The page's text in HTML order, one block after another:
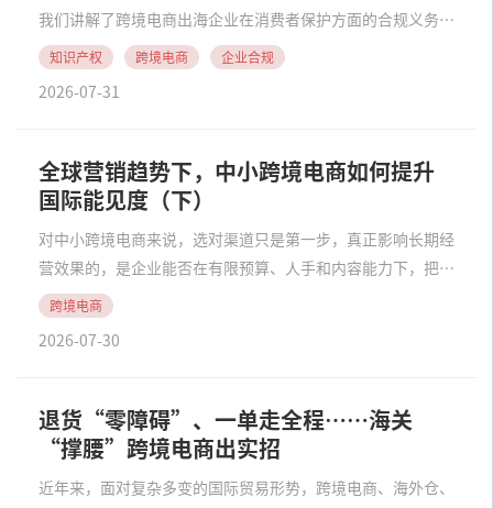
我们讲解了跨境电商出海企业在消费者保护方面的合规义务，
完成了跨境电商出口企业在目的国主要合规义务的最后一块拼
知识产权 跨境电商 企业合规
2026-07-31
全球营销趋势下，中小跨境电商如何提升
国际能见度（下）
对中小跨境电商来说，选对渠道只是第一步，真正影响长期经
营效果的，是企业能否在有限预算、人手和内容能力下，把渠
道运营、内容生产、广告投放、客服响应和用户沉淀做得更高
搜索内容、联盟营销都需要持续运营。 在渠道和触点更加分
散的海外营销环境下，中小跨境电商的效率压力来自多个环节
社媒内容、达人合作和站外流量进行复盘 内容生产也从基础
跨境电商
2026-07-30
退货“零障碍”、一单走全程……海关
“撑腰”跨境电商出实招
近年来，面对复杂多变的国际贸易形势，跨境电商、海外仓、